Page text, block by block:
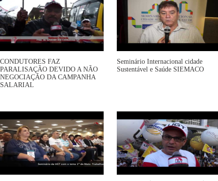
CONDUTORES FAZ
PARALISAÇÃO DEVIDO A NÃO
NEGOCIAÇÃO DA CAMPANHA
SALARIAL
Seminário Internacional cidade
Sustentável e Saúde SIEMACO